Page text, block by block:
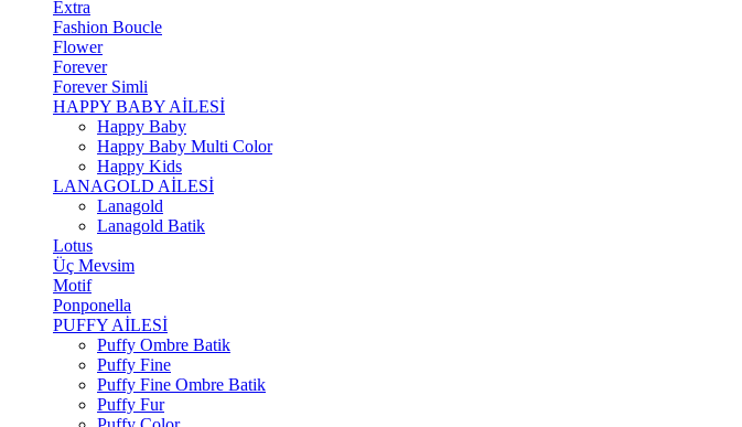
Extra
Fashion Boucle
Flower
Forever
Forever Simli
HAPPY BABY AİLESİ
Happy Baby
Happy Baby Multi Color
Happy Kids
LANAGOLD AİLESİ
Lanagold
Lanagold Batik
Lotus
Üç Mevsim
Motif
Ponponella
PUFFY AİLESİ
Puffy Ombre Batik
Puffy Fine
Puffy Fine Ombre Batik
Puffy Fur